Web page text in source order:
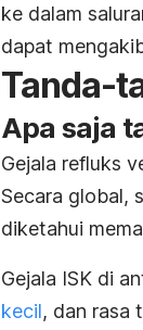
ke dalam
dapat
Tanda-
Apa saja
Gejala refluks
Secara global,
diketahui
Gejala ISK di
kecil, dan rasa